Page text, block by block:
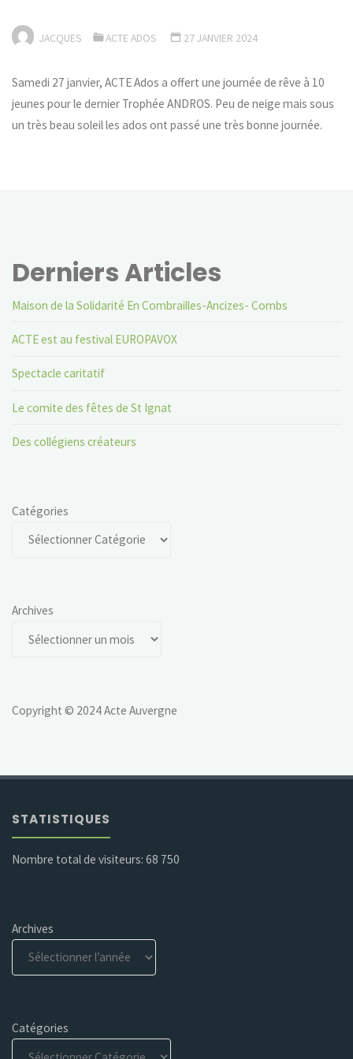
JACQUES ACTE ADOS 27 JANVIER 2024
Samedi 27 janvier, ACTE Ados a offert une journée de rêve à 10
jeunes pour le dernier Trophée ANDROS. Peu de neige mais sous
un très beau soleil les ados ont passé une très bonne journée.
Derniers Articles
Maison de la Solidarité En Combrailles-Ancizes- Combs
ACTE est au festival EUROPAVOX
Spectacle caritatif
Le comite des fêtes de St Ignat
Des collégiens créateurs
Catégories
Archives
Copyright © 2024 Acte Auvergne
STATISTIQUES
Nombre total de visiteurs:68 750
Archives
Catégories